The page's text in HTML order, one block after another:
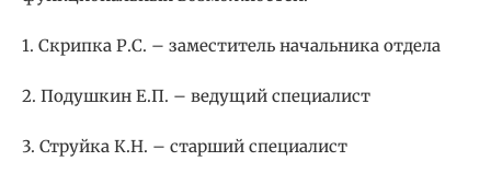
1. Скрипка Р.С. – заместитель начальника отдела
2. Подушкин Е.П. – ведущий специалист
3. Струйка К.Н. – старший специалист